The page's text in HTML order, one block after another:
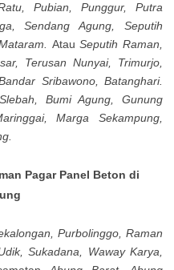
Pubian, Punggur, Putra
Sendang Agung, Seputih
AtauSeputih Raman,
Terusan Nunyai, Trimurjo,
Sribawono, Batanghari.
Bumi Agung, Gunung
Marga Sekampung,
Pagar Panel Beton di
Purbolinggo, Raman
Sukadana, Waway Karya,